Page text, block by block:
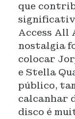
que
Access All
nostalgia
colocar
e Stella
público,
calcanhar
disco é